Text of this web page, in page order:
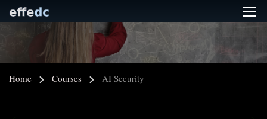
Home Courses AI Security